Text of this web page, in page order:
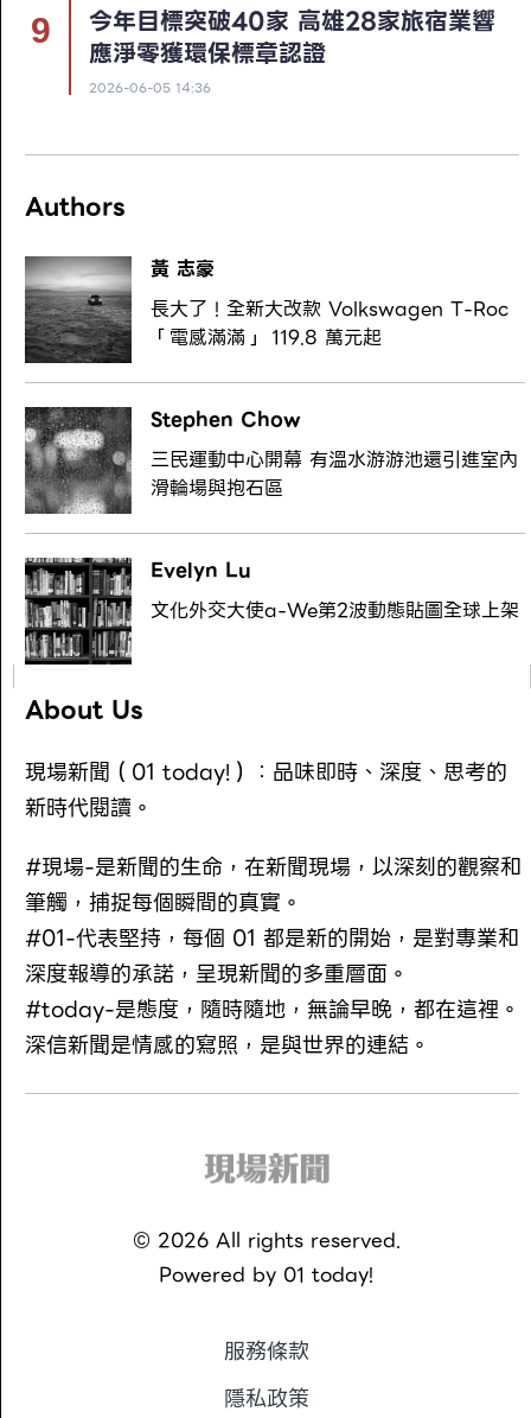
今年目標突破40家 高雄28家旅宿業響
應淨零獲環保標章認證
2026-06-05 14:36
Authors
黃 志豪
長大了！全新大改款 Volkswagen T-Roc
「電感滿滿」 119.8 萬元起
Stephen Chow
三民運動中心開幕 有溫水游游池還引進室內
滑輪場與抱石區
Evelyn Lu
文化外交大使a-We第2波動態貼圖全球上架
About Us
現場新聞（01 today!）：品味即時、深度、思考的
新時代閱讀。
#現場-是新聞的生命，在新聞現場，以深刻的觀察和
筆觸，捕捉每個瞬間的真實。
#01-代表堅持，每個 01 都是新的開始，是對專業和
深度報導的承諾，呈現新聞的多重層面。
#today-是態度，隨時隨地，無論早晚，都在這裡。
深信新聞是情感的寫照，是與世界的連結。
© 2026All rights reserved.
Powered by 01 today!
服務條款
隱私政策